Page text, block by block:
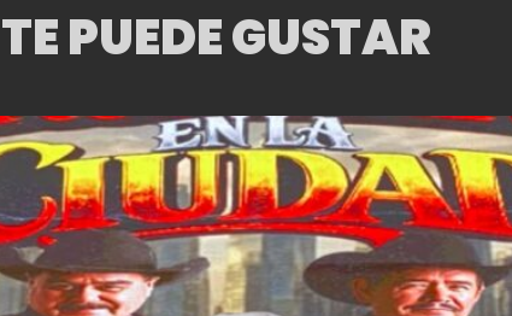
PUEDE GUSTAR